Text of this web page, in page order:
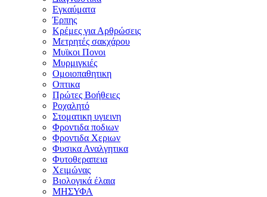
Εγκαύματα
Έρπης
Κρέμες για Αρθρώσεις
Μετρητές σακχάρου
Μυϊκοι Πονοι
Μυρμιγκιές
Ομοιοπαθητικη
Οπτικα
Πρώτες Βοήθειες
Ροχαλητό
Στοματικη υγιεινη
Φροντιδα ποδιων
Φροντιδα Χεριων
Φυσικα Αναλγητικα
Φυτοθεραπεια
Χειμώνας
Βιολογικά έλαια
ΜΗΣΥΦΑ